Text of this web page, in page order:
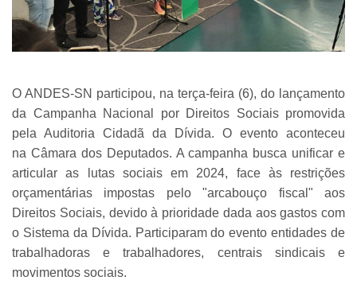
O ANDES-SN participou, na terça-feira (6), do lançamento
da Campanha Nacional por Direitos Sociais promovida
pela Auditoria Cidadã da Dívida. O evento aconteceu
na Câmara dos Deputados. A campanha busca unificar e
articular as lutas sociais em 2024, face às restrições
orçamentárias impostas pelo "arcabouço fiscal" aos
Direitos Sociais, devido à prioridade dada aos gastos com
o Sistema da Dívida. Participaram do evento entidades de
trabalhadoras e trabalhadores, centrais sindicais e
movimentos sociais.